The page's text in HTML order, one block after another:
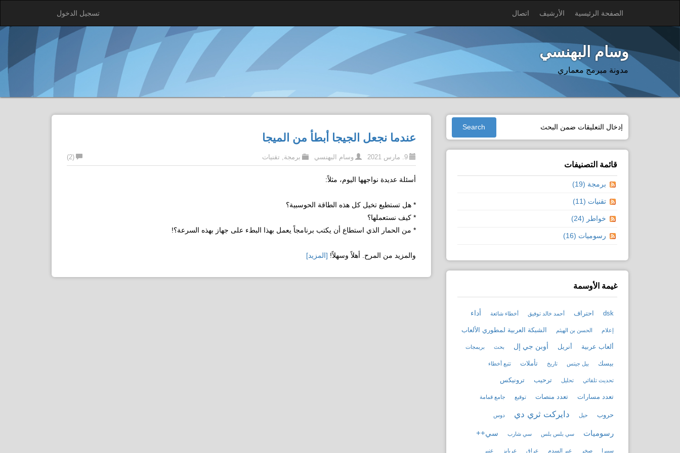
الصفحة الرئيسية الأرشيف اتصال تسجيل الدخول
وسام البهنسي
مدونة مبرمج معماري
عندما نجعل الجيجا أبطأ من الميجا
9. مارس 2021 وسام البهنسي برمجة, تقنيات (2)
أسئلة عديدة نواجهها اليوم، مثلاً:
* هل تستطيع تخيل كل هذه الطاقة الحوسبية؟
* كيف نستعملها؟
* من الحمار الذي استطاع أن يكتب برنامجاً يعمل بهذا البطء على جهاز بهذه السرعة؟!
والمزيد من المرح. أهلاً وسهلاً! [المزيد]
قائمة التصنيفات
برمجة (19)
تقنيات (11)
خواطر (24)
رسوميات (16)
غيمة الأوسمة
dsk احتراف أحمد خالد توفيق أخطاء شائعة أداء
إعلام الحسن بن الهيثم الشبكة العربية لمطوري الألعاب
ألعاب عربية أنريل أوبن جي إل بحث بريمجات
بيسك بيل جيتس تاريخ تأملات تتبع أخطاء
تحديث تلقائي تحليل ترحيب ترونيكس
تعدد مسارات تعدد منصات توقيع جامع قمامة
حروب حيل دايركت ثري دي دوس
رسوميات سي بلس بلس سي شارب سي++
سييرا صخر عبر السدم عراق عربايز عنبر